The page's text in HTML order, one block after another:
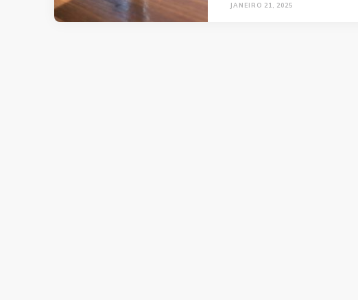
JANEIRO 21, 2025